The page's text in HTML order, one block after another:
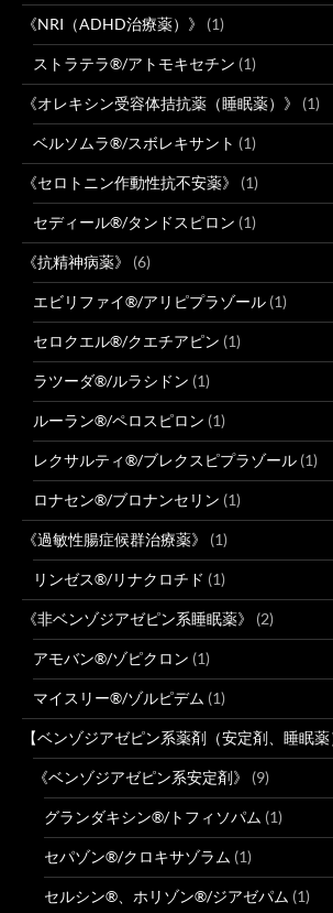
《NRI（ADHD治療薬）》 (1)
ストラテラ®/アトモキセチン (1)
《オレキシン受容体拮抗薬（睡眠薬）》 (1)
ベルソムラ®/スボレキサント (1)
《セロトニン作動性抗不安薬》 (1)
セディール®/タンドスピロン (1)
《抗精神病薬》 (6)
エビリファイ®/アリピプラゾール (1)
セロクエル®/クエチアピン (1)
ラツーダ®/ルラシドン (1)
ルーラン®/ペロスピロン (1)
レクサルティ®/ブレクスピプラゾール (1)
ロナセン®/ブロナンセリン (1)
《過敏性腸症候群治療薬》 (1)
リンゼス®/リナクロチド (1)
《非ベンゾジアゼピン系睡眠薬》 (2)
アモバン®/ゾピクロン (1)
マイスリー®/ゾルピデム (1)
【ベンゾジアゼピン系薬剤（安定剤、睡眠薬
《ベンゾジアゼピン系安定剤》 (9)
グランダキシン®/トフィソパム (1)
セパゾン®/クロキサゾラム (1)
セルシン®、ホリゾン®/ジアゼパム (1)